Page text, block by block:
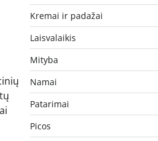
Kremai ir padažai
Laisvalaikis
Mityba
Namai
Patarimai
Picos